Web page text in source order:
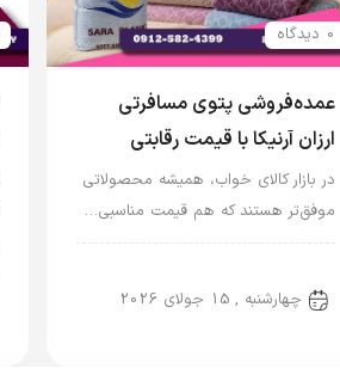
0 دیدگاه
عمده‌فروشی پتوی مسافرتی
ارزان آرنیکا با قیمت رقابتی
در بازار کالای خواب، همیشه محصولاتی
موفق‌تر هستند که هم قیمت مناسبی…
چهارشنبه , 15 جولای 2026